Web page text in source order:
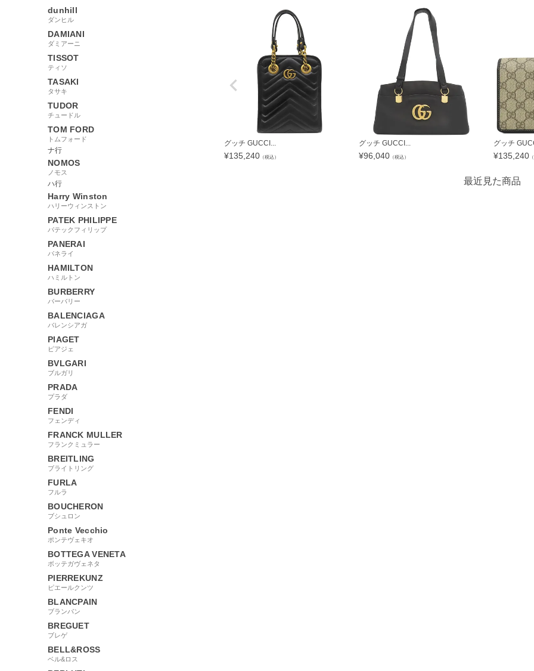
dunhill
ダンヒル
DAMIANI
ダミアーニ
TISSOT
ティソ
TASAKI
タサキ
TUDOR
チュードル
TOM FORD
トムフォード
ナ行
NOMOS
ノモス
ハ行
Harry Winston
ハリーウィンストン
PATEK PHILIPPE
パテックフィリップ
PANERAI
パネライ
HAMILTON
ハミルトン
BURBERRY
バーバリー
BALENCIAGA
バレンシアガ
PIAGET
ピアジェ
BVLGARI
ブルガリ
PRADA
プラダ
FENDI
フェンディ
FRANCK MULLER
フランクミュラー
BREITLING
ブライトリング
FURLA
フルラ
BOUCHERON
ブシュロン
Ponte Vecchio
ポンテヴェキオ
BOTTEGA VENETA
ボッテガヴェネタ
PIERREKUNZ
ピエールクンツ
BLANCPAIN
ブランパン
BREGUET
ブレゲ
BELL&ROSS
ベル&ロス
グッチ GUCCI...
¥135,240 （税込）
グッチ GUCCI...
¥96,040 （税込）
グッチ
¥135,240
最近見た商品